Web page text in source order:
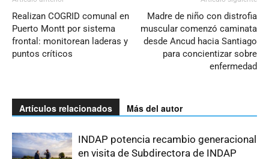
Realizan COGRID comunal en
Puerto Montt por sistema
frontal: monitorean laderas y
puntos críticos
Madre de niño con distrofia
muscular comenzó caminata
desde Ancud hacia Santiago
para concientizar sobre
enfermedad
Artículos relacionados Más del autor
INDAP potencia recambio generacional
en visita de Subdirectora de INDAP